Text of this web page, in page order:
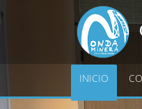
INICIO